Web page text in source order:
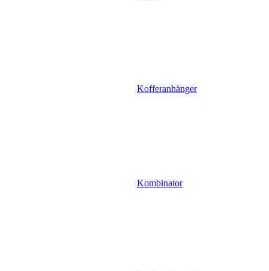
Kofferanhänger
Kombinator